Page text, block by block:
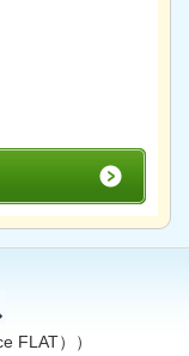
FLAT））